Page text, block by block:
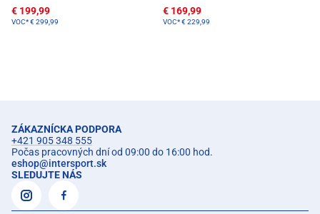
€ 199,99
VOC*€ 299,99
€ 169,99
VOC*€ 229,99
ZÁKAZNÍCKA PODPORA
+421 905 348 555
Počas pracovných dní od 09:00 do 16:00 hod.
eshop@intersport.sk
SLEDUJTE NÁS